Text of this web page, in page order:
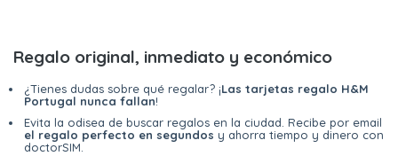
Regalo original, inmediato y económico
¿Tienes dudas sobre qué regalar? ¡Las tarjetas regalo H&M
Portugal nunca fallan!
Evita la odisea de buscar regalos en la ciudad. Recibe por email
el regalo perfecto en segundos y ahorra tiempo y dinero con
doctorSIM.